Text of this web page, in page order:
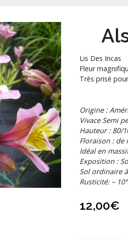
Lis Des Incas
Fleur
Très prisé
Origine :
Vivace Semi
Hauteur : 80/
Floraison : de
Idéal en
Exposition :
Sol ordinaire
Rusticité: –
12,00€